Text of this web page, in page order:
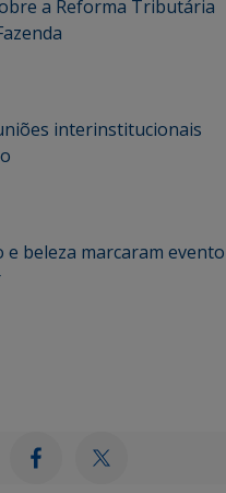
a Reforma Tributária
interinstitucionais
beleza marcaram evento